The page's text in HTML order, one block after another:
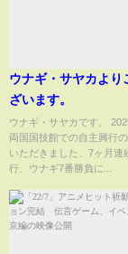
ウナギ・サヤカより
ざいます。
ウナギ・サヤカです。
両国国技館での自主興行
いただきました、7ヶ月連
行、ウナギ7番勝負に...